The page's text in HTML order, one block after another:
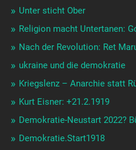
Unter sticht Ober
Religion macht Untertanen:
Nach der Revolution: Ret
ukraine und die demokratie
Kriegslenz – Anarchie statt
Kurt Eisner: +21.2.1919
Demokratie-Neustart 2022?
Demokratie.Start1918